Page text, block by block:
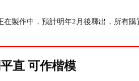
製作中，預計明年2月後釋出，所有
直 可作楷模